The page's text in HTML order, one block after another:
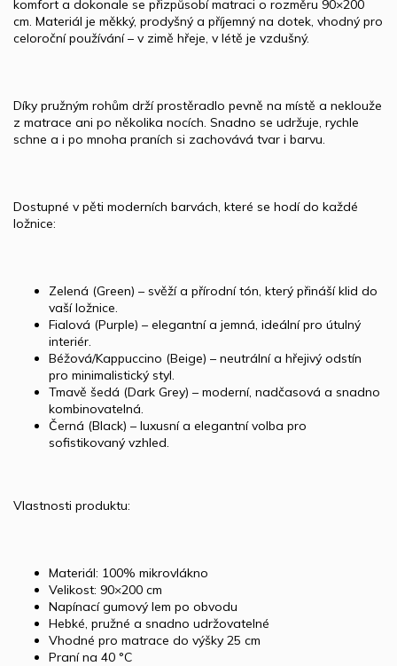
komfort a dokonale se přizpůsobí matraci o rozměru 90×200
cm. Materiál je měkký, prodyšný a příjemný na dotek, vhodný pro
celoroční používání – v zimě hřeje, v létě je vzdušný.
Díky pružným rohům drží prostěradlo pevně na místě a neklouže
z matrace ani po několika nocích. Snadno se udržuje, rychle
schne a i po mnoha praních si zachovává tvar i barvu.
Dostupné v pěti moderních barvách, které se hodí do každé
ložnice:
Zelená (Green) – svěží a přírodní tón, který přináší klid do
vaší ložnice.
Fialová (Purple) – elegantní a jemná, ideální pro útulný
interiér.
Béžová/Kappuccino (Beige) – neutrální a hřejivý odstín
pro minimalistický styl.
Tmavě šedá (Dark Grey) – moderní, nadčasová a snadno
kombinovatelná.
Černá (Black) – luxusní a elegantní volba pro
sofistikovaný vzhled.
Vlastnosti produktu:
Materiál: 100% mikrovlákno
Velikost: 90×200 cm
Napínací gumový lem po obvodu
Hebké, pružné a snadno udržovatelné
Vhodné pro matrace do výšky 25 cm
Praní na 40 °C